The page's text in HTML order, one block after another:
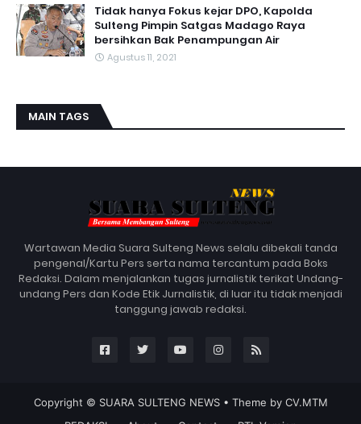
Tidak hanya Fokus kejar DPO, Kapolda
Sulteng Pimpin Satgas Madago Raya
bersihkan Bak Penampungan Air
Agustus 11, 2021
MAIN TAGS
Wartawan Media Suara Sulteng News selalu dibekali tanda
pengenal/Kartu Pers serta nama tercantum pada Boks
Redaksi. Dalam menjalankan tugas jurnalistik terikat Undang-
undang Pers dan Kode Etik Jurnalistik, di luar itu tidak menjadi
tanggung jawab redaksi.
Copyright © SUARA SULTENG NEWS• Theme by CV.MTM